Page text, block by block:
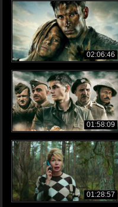
02:06:46
01:58:09
01:28:57